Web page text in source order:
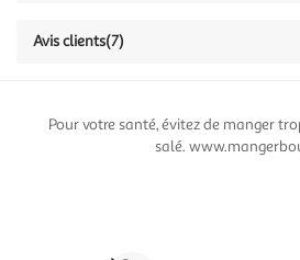
Avis clients(7)
Pour votre santé, évitez de manger
salé.